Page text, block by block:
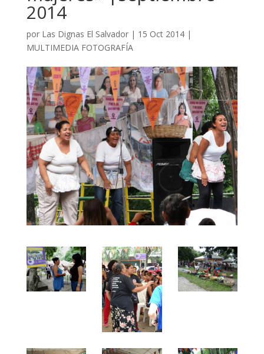
2014
por Las Dignas El Salvador| 15 Oct 2014|
MULTIMEDIA FOTOGRAFÍA